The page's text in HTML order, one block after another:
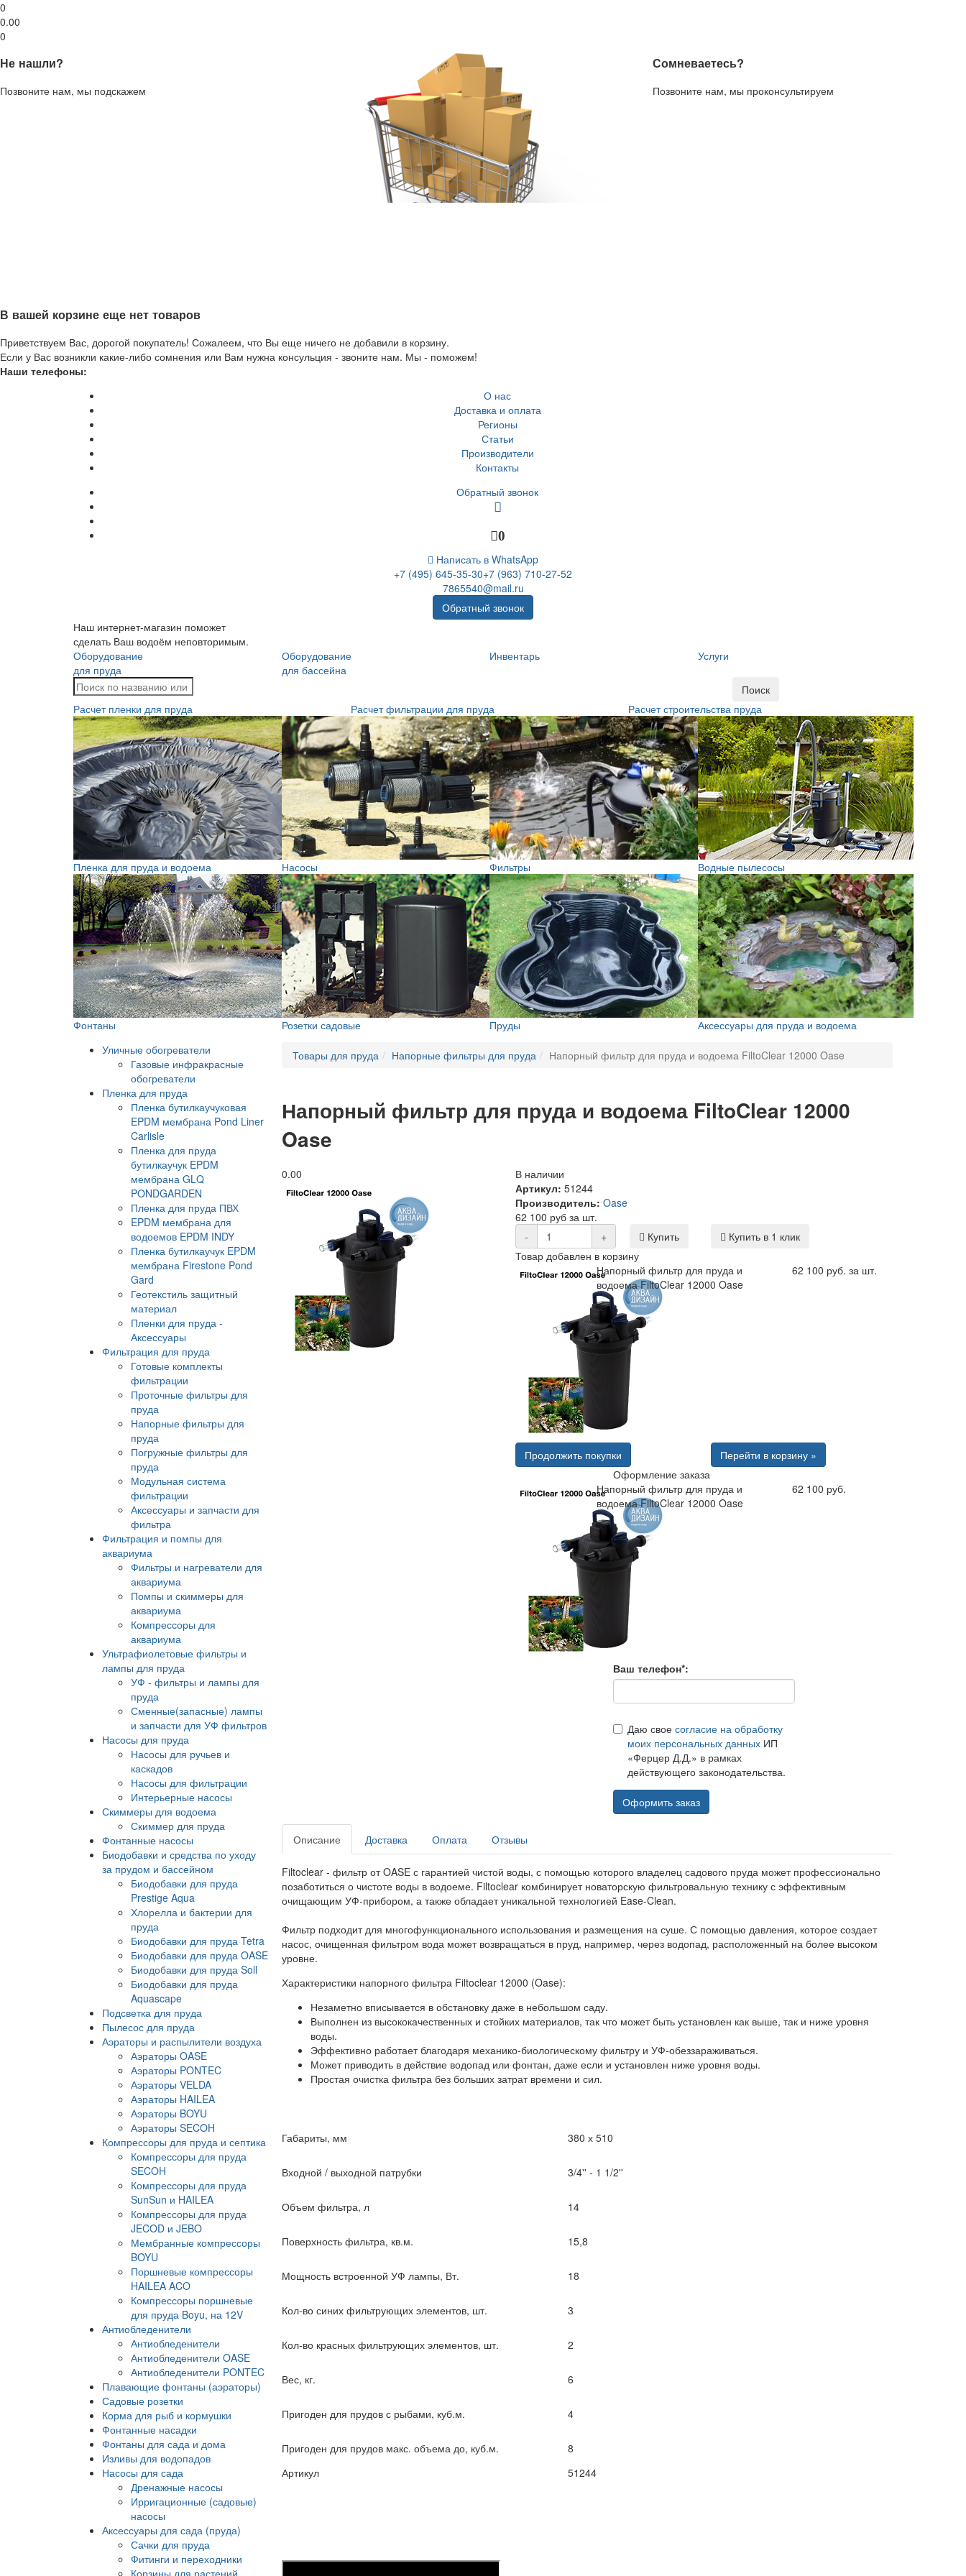
0
0.00
0
Не нашли?
Позвоните нам, мы подскажем
Сомневаетесь?
Позвоните нам, мы проконсультируем
В вашей корзине еще нет товаров
Приветствуем Вас, дорогой покупатель! Сожалеем, что Вы еще ничего не добавили в корзину.
Если у Вас возникли какие-либо сомнения или Вам нужна консульция - звоните нам. Мы - поможем!
Наши телефоны:
О нас
Доставка и оплата
Регионы
Статьи
Производители
Контакты
Обратный звонок
0
Написать в WhatsApp
+7 (495) 645-35-30+7 (963) 710-27-52
7865540@mail.ru
Обратный звонок
Наш интернет-магазин поможет
сделать Ваш водоём неповторимым.
Оборудование
для пруда
Оборудование
для бассейна
Инвентарь Услуги
Поиск
Расчет пленки для пруда
Расчет фильтрации для пруда Расчет строительства пруда
Пленка для пруда и водоема Насосы Фильтры Водные пылесосы
Фонтаны Розетки садовые Пруды
Аксессуары для пруда и водоема
Уличные обогреватели
Газовые инфракрасные
обогреватели
Пленка для пруда
Пленка бутилкаучуковая
EPDM мембрана Pond Liner
Carlisle
Пленка для пруда
бутилкаучук EPDM
мембрана GLQ
PONDGARDEN
Пленка для пруда ПВХ
EPDM мембрана для
водоемов EPDM INDY
Пленка бутилкаучук EPDM
мембрана Firestone Pond
Gard
Геотекстиль защитный
материал
Пленки для пруда -
Аксессуары
Фильтрация для пруда
Готовые комплекты
фильтрации
Проточные фильтры для
пруда
Напорные фильтры для
пруда
Погружные фильтры для
пруда
Модульная система
фильтрации
Аксессуары и запчасти для
фильтра
Фильтрация и помпы для
аквариума
Фильтры и нагреватели для
аквариума
Помпы и скиммеры для
аквариума
Компрессоры для
аквариума
Ультрафиолетовые фильтры и
лампы для пруда
УФ - фильтры и лампы для
пруда
Сменные(запасные) лампы
и запчасти для УФ фильтров
Насосы для пруда
Насосы для ручьев и
каскадов
Насосы для фильтрации
Интерьерные насосы
Скиммеры для водоема
Скиммер для пруда
Фонтанные насосы
Биодобавки и средства по уходу
за прудом и бассейном
Биодобавки для пруда
Prestige Aqua
Хлорелла и бактерии для
пруда
Биодобавки для пруда Tetra
Биодобавки для пруда OASE
Биодобавки для пруда Soll
Биодобавки для пруда
Aquascape
Подсветка для пруда
Пылесос для пруда
Аэраторы и распылители воздуха
Аэраторы OASE
Аэраторы PONTEC
Аэраторы VELDA
Аэраторы HAILEA
Аэраторы BOYU
Аэраторы SECOH
Компрессоры для пруда и септика
Компрессоры для пруда
SECOH
Компрессоры для пруда
SunSun и HAILEA
Компрессоры для пруда
JECOD и JEBO
Мембранные компрессоры
BOYU
Поршневые компрессоры
HAILEA ACO
Компрессоры поршневые
для пруда Boyu, на 12V
Антиобледенители
Антиобледенители
Антиобледенители OASE
Антиобледенители PONTEC
Плавающие фонтаны (аэраторы)
Садовые розетки
Корма для рыб и кормушки
Фонтанные насадки
Фонтаны для сада и дома
Изливы для водопадов
Насосы для сада
Дренажные насосы
Ирригационные (садовые)
насосы
Аксессуары для сада (пруда)
Сачки для пруда
Фитинги и переходники
Корзины для растений
Товары для пруда Напорные фильтры для пруда Напорный фильтр для пруда и водоема FiltoClear 12000 Oase
Напорный фильтр для пруда и водоема FiltoClear 12000
Oase
0.00
В наличии
Артикул: 51244
Производитель: Oase
62 100 руб за шт.
-
+ Купить
Купить в 1 клик
Товар добавлен в корзину
Напорный фильтр для пруда и
водоема FiltoClear 12000 Oase
62 100 руб. за шт.
Продолжить покупки
Перейти в корзину »
Оформление заказа
Напорный фильтр для пруда и
водоема FiltoClear 12000 Oase
62 100 руб.
Ваш телефон*:
Даю свое согласие на обработку
моих персональных данныхИП
«Ферцер Д.Д.» в рамках
действующего законодательства.
Оформить заказ
Описание Доставка Оплата Отзывы
Filtoclear - фильтр от OASE с гарантией чистой воды, с помощью которого владелец садового пруда может профессионально
позаботиться о чистоте воды в водоеме. Filtoclear комбинирует новаторскую фильтровальную технику с эффективным
очищающим УФ-прибором, а также обладает уникальной технологией Ease-Clean.
Фильтр подходит для многофункционального использования и размещения на суше. С помощью давления, которое создает
насос, очищенная фильтром вода может возвращаться в пруд, например, через водопад, расположенный на более высоком
уровне.
Характеристики напорного фильтра Filtoclear 12000 (Oase):
Незаметно вписывается в обстановку даже в небольшом саду.
Выполнен из высококачественных и стойких материалов, так что может быть установлен как выше, так и ниже уровня
воды.
Эффективно работает благодаря механико-биологическому фильтру и УФ-обеззараживаться.
Может приводить в действие водопад или фонтан, даже если и установлен ниже уровня воды.
Простая очистка фильтра без больших затрат времени и сил.
Габариты, мм 380 х 510
Входной / выходной патрубки 3/4'' - 1 1/2''
Объем фильтра, л 14
Поверхность фильтра, кв.м. 15,8
Мощность встроенной УФ лампы, Вт. 18
Кол-во синих фильтрующих элементов, шт. 3
Кол-во красных фильтрующих элементов, шт. 2
Вес, кг. 6
Пригоден для прудов с рыбами, куб.м. 4
Пригоден для прудов макс. объема до, куб.м.
8
Артикул
51244